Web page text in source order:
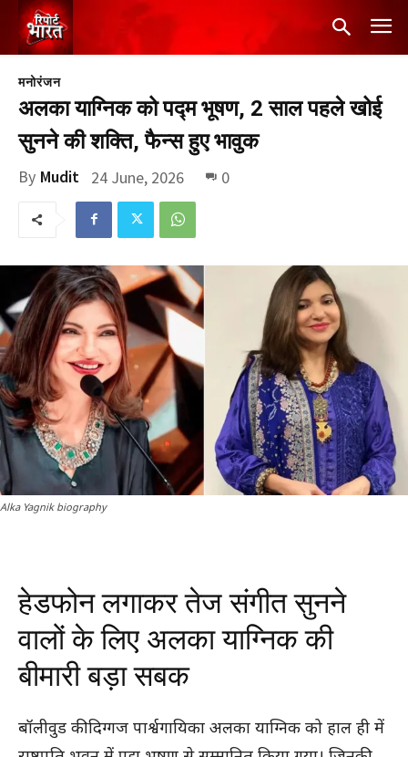
मनोरंजन
अलका याग्निक को पद्म भूषण, 2 साल पहले खोई
सुनने की शक्ति, फैन्स हुए भावुक
By Mudit 24 June, 2026 0
Alka Yagnik biography
हेडफोन लगाकर तेज संगीत सुनने
वालों के लिए अलका याग्निक की
बीमारी बड़ा सबक
बॉलीवुड की दिग्गज पार्श्वगायिका अलका याग्निक को हाल ही में